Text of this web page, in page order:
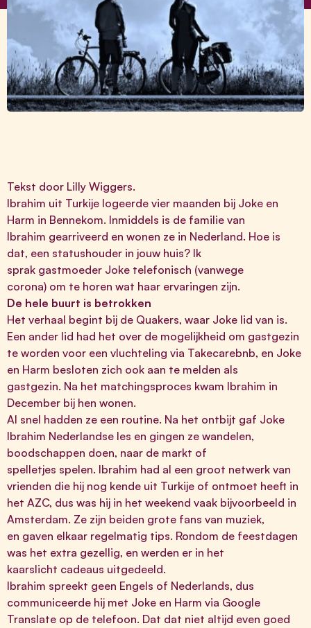
Tekst door Lilly Wiggers.
Ibrahim uit Turkije logeerde vier maanden bij Joke en
Harm in Bennekom. Inmiddels is de familie van
Ibrahim gearriveerd en wonen ze in Nederland. Hoe is
dat, een statushouder in jouw huis? Ik
sprak gastmoeder Joke telefonisch (vanwege
corona) om te horen wat haar ervaringen zijn.
De hele buurt is betrokken
Het verhaal begint bij de Quakers, waar Joke lid van is.
Een ander lid had het over de mogelijkheid om gastgezin
te worden voor een vluchteling via Takecarebnb, en Joke
en Harm besloten zich ook aan te melden als
gastgezin. Na het matchingsproces kwam Ibrahim in
December bij hen wonen.
Al snel hadden ze een routine. Na het ontbijt gaf Joke
Ibrahim Nederlandse les en gingen ze wandelen,
boodschappen doen, naar de markt of
spelletjes spelen. Ibrahim had al een groot netwerk van
vrienden die hij nog kende uit Turkije of ontmoet heeft in
het AZC, dus was hij in het weekend vaak bijvoorbeeld in
Amsterdam. Ze zijn beiden grote fans van muziek,
en gaven elkaar regelmatig tips. Rondom de feestdagen
was het extra gezellig, en werden er in het
kaarslicht cadeaus uitgedeeld.
Ibrahim spreekt geen Engels of Nederlands, dus
communiceerde hij met Joke en Harm via Google
Translate op de telefoon. Dat dat niet altijd even goed